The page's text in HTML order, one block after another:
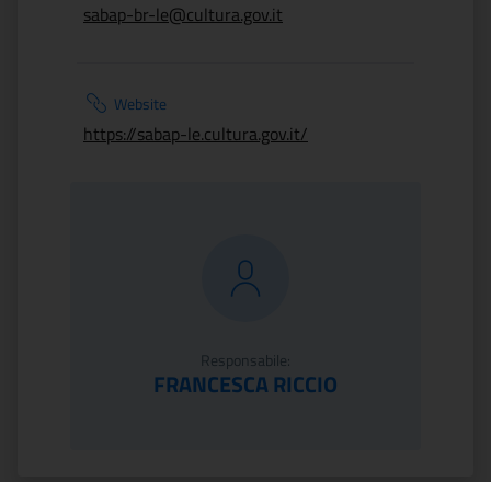
sabap-br-le@cultura.gov.it
Website
https://sabap-le.cultura.gov.it/
Responsabile:
FRANCESCA RICCIO